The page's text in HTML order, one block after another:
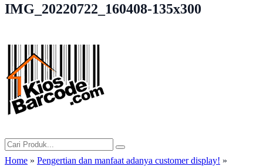
IMG_20220722_160408-135x300
Home » Pengertian dan manfaat adanya customer display! »